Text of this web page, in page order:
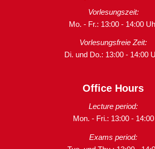
Vorlesungszeit:
Mo. - Fr.: 13:00 - 14:00
Vorlesungsfreie Zeit:
Di. und Do.: 13:00 - 14:00
Office Hours
Lecture period:
Mon. - Fri.: 13:00 - 14:00
Exams period: